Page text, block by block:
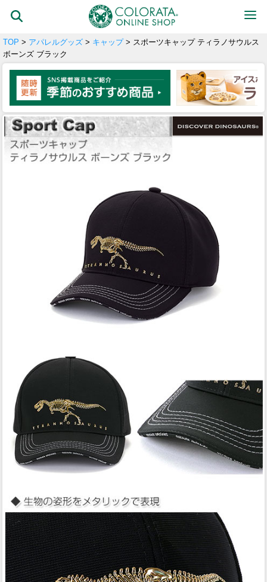
TOP > アパレルグッズ > キャップ> スポーツキャップ ティラノサウルス
ボーンズ ブラック